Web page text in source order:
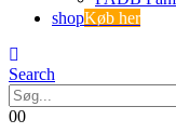
shopKøb her
Search
00